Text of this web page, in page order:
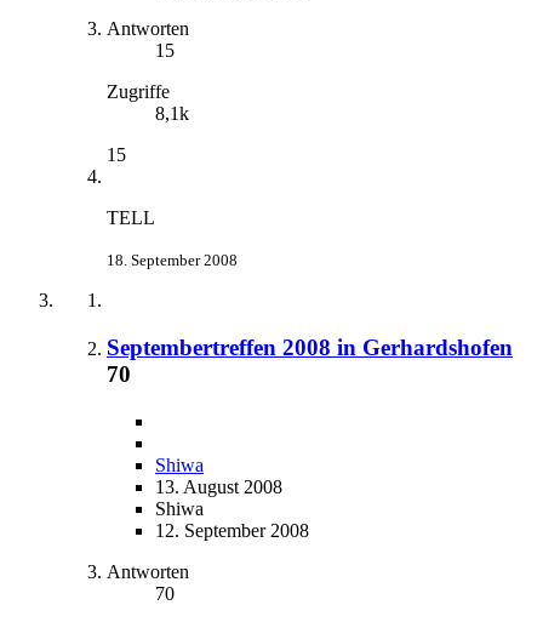
Antworten
15
Zugriffe
8,1k
15
TELL
18. September 2008
Septembertreffen 2008 in Gerhardshofen
70
Shiwa
13. August 2008
Shiwa
12. September 2008
Antworten
70